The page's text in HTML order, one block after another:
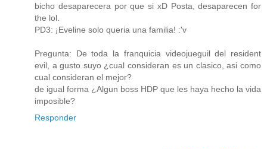
bicho desaparecera por que si xD Posta, desaparecen for
the lol.
PD3: ¡Eveline solo queria una familia! :'v
Pregunta: De toda la franquicia videojueguil del resident
evil, a gusto suyo ¿cual consideran es un clasico, asi como
cual consideran el mejor?
de igual forma ¿Algun boss HDP que les haya hecho la vida
imposible?
Responder